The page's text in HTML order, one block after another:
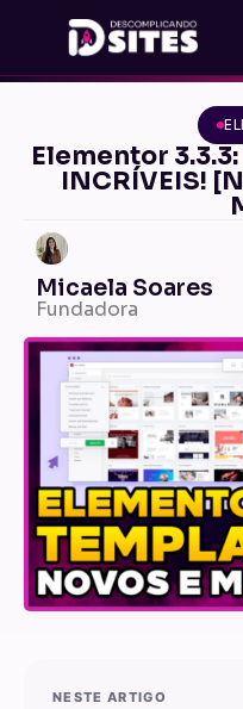
Elementor
INCRÍVEIS!
Micaela Soares
Fundadora
NESTE ARTIGO